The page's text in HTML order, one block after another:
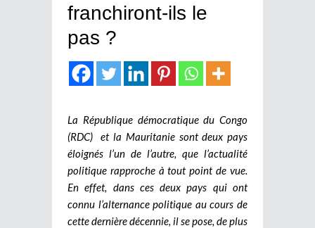
franchiront-ils le
pas ?
La République démocratique du Congo
(RDC) et la Mauritanie sont deux pays
éloignés l’un de l’autre, que l’actualité
politique rapproche à tout point de vue.
En effet, dans ces deux pays qui ont
connu l’alternance politique au cours de
cette dernière décennie, il se pose, de plus